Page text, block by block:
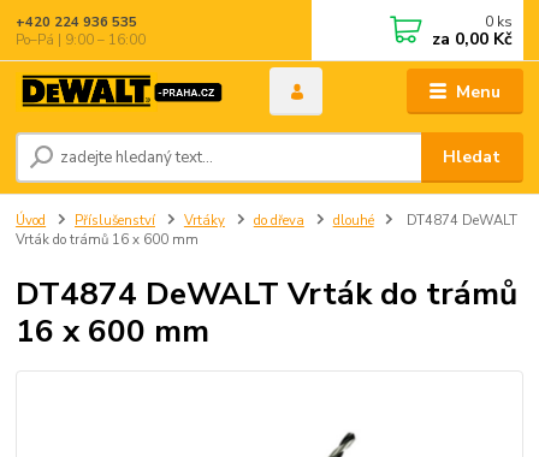
Menu
Hledat
+420 224 936 535
Po–Pá | 9:00 – 16:00
0 ks
za 0,00 Kč
Úvod Příslušenství Vrtáky do dřeva dlouhé
DT4874 DeWALT
Vrták do trámů 16 x 600 mm
DT4874 DeWALT Vrták do trámů
16 x 600 mm